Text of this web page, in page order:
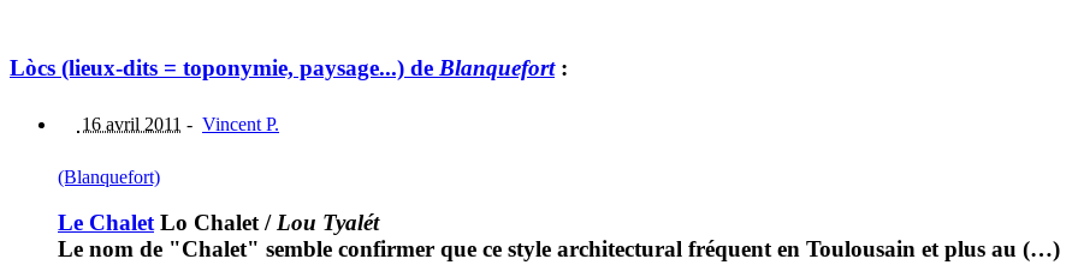
Lòcs (lieux-dits = toponymie, paysage...) de Blanquefort:
16 avril 2011 - Vincent P.
(Blanquefort)
Le ChaletLo Chalet/Lou Tyalét
Le nom de "Chalet" semble confirmer que ce style architectural fréquent en Toulousain et plus au (…)